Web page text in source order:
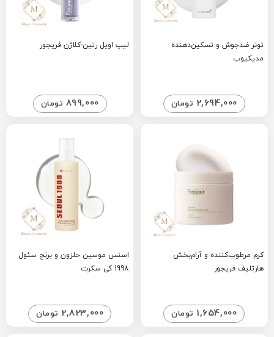
تونر ضدجوش و تسکین‌دهنده
مدیکیوب
2,694,000 تومان
لیپ اویل رتین-کلاژن فریجور
899,000 تومان
کرم مرطوب‌کننده و آرام‌بخش
هارتلیف فریجور
1,654,000 تومان
اسنس موسین حلزون و برنج سئول
1998 کی سکرت
2,823,000 تومان